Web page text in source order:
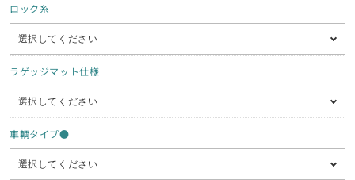
ロック糸
ラゲッジマット仕様
車輌タイプ●